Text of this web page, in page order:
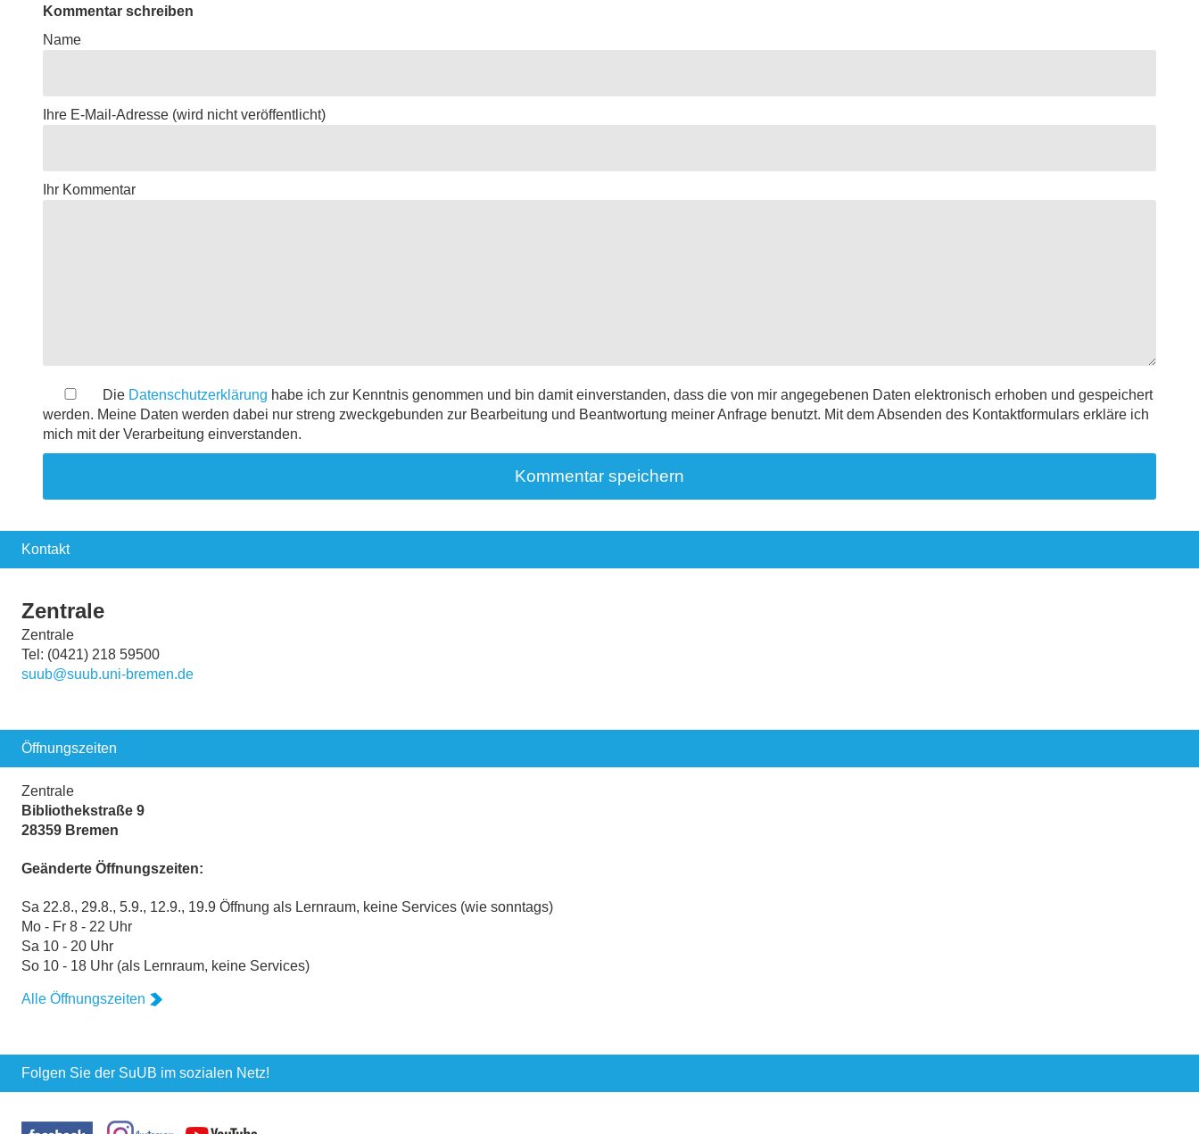
Kommentar schreiben
Name
Ihre E-Mail-Adresse (wird nicht veröffentlicht)
Ihr Kommentar
Die Datenschutzerklärung habe ich zur Kenntnis genommen und bin damit einverstanden, dass die von mir angegebenen Daten elektronisch erhoben und gespeichert
werden. Meine Daten werden dabei nur streng zweckgebunden zur Bearbeitung und Beantwortung meiner Anfrage benutzt. Mit dem Absenden des Kontaktformulars erkläre ich
mich mit der Verarbeitung einverstanden.
Kontakt
Zentrale
Zentrale
Tel: (0421) 218 59500
suub@suub.uni-bremen.de
Öffnungszeiten
Zentrale
Bibliothekstraße 9
28359 Bremen
Geänderte Öffnungszeiten:
Sa 22.8., 29.8., 5.9., 12.9., 19.9 Öffnung als Lernraum, keine Services (wie sonntags)
Mo - Fr 8 - 22 Uhr
Sa 10 - 20 Uhr
So 10 - 18 Uhr (als Lernraum, keine Services)
Alle Öffnungszeiten
Folgen Sie der SuUB im sozialen Netz!